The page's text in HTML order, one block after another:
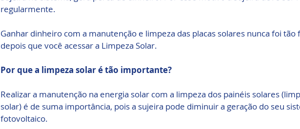
regularmente.
Ganhar dinheiro com a manutenção e limpeza das placas solares nunca foi tão
depois que você acessar a Limpeza Solar.
Por que a limpeza solar é tão importante?
Realizar a manutenção na energia solar com a limpeza dos painéis solares
solar) é de suma importância, pois a sujeira pode diminuir a geração do seu
fotovoltaico.